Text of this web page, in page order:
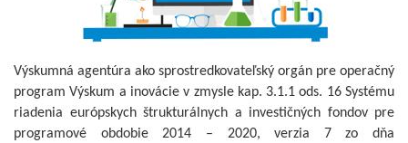
Výskumná agentúra ako sprostredkovateľský orgán pre operačný
program Výskum a inovácie v zmysle kap. 3.1.1 ods. 16 Systému
riadenia európskych štrukturálnych a investičných fondov pre
programové obdobie 2014 – 2020, verzia 7 zo dňa